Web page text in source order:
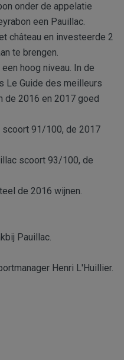
onder de appelatie
een Pauillac.
château en investeerde 2
te brengen.
hoog niveau. In de
Le Guide des meilleurs
de 2016 en 2017 goed
scoort 91/100, de 2017
scoort 93/100, de
de 2016 wijnen.
Pauillac.
Henri L'Huillier.